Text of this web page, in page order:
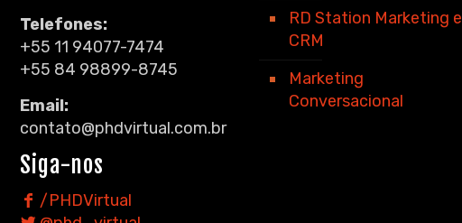
Telefones:
+55 11 94077-7474
+55 84 98899-8745
Email:
contato@phdvirtual.com.br
Siga-nos
/PHDVirtual
RD Station Marketing e
CRM
Marketing
Conversacional